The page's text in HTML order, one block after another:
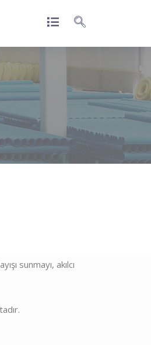
sunmayı, akılcı